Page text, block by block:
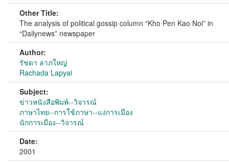
Other Title:
The analysis of political gossip column “Kho Pen Kao Noi” in
“Dailynews” newspaper
Author:
รัชดา ลาภใหญ่
Rachada Lapyai
Subject:
ข่าวหนังสือพิมพ์--วิจารณ์
ภาษาไทย--การใช้ภาษา--แง่การเมือง
นักการเมือง--วิจารณ์
Date:
2001